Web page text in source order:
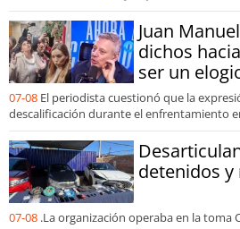
Juan
dichos
ser un
07-08 El periodista cuestionó que la
descalificación durante el enfrentamiento
detenidos
07-08 .La organización operaba en la toma